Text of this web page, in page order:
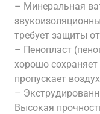
– Минеральная
требует защиты
– Пенопласт
хорошо сохраняет
пропускает
–
Высокая